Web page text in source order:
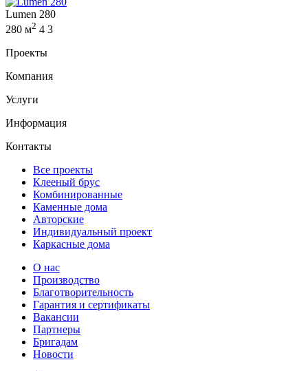
Lumen 280
280 м2 4 3
Проекты
Компания
Услуги
Информация
Контакты
Все проекты
Клееный брус
Комбинированные
Каменные дома
Авторские
Индивидуальный проект
Каркасные дома
О нас
Производство
Благотворительность
Гарантия и сертификаты
Вакансии
Партнеры
Бригадам
Новости